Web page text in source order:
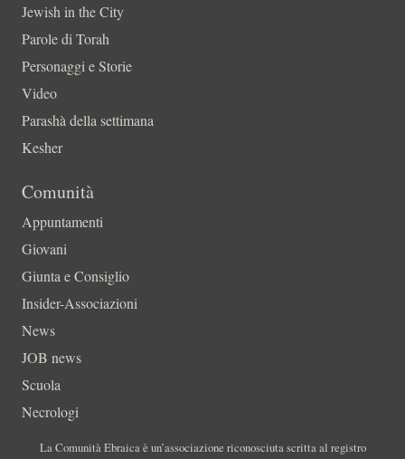
Jewish in the City
Parole di Torah
Personaggi e Storie
Video
Parashà della settimana
Kesher
Comunità
Appuntamenti
Giovani
Giunta e Consiglio
Insider-Associazioni
News
JOB news
Scuola
Necrologi
La Comunità Ebraica è un’associazione riconosciuta scritta al registro